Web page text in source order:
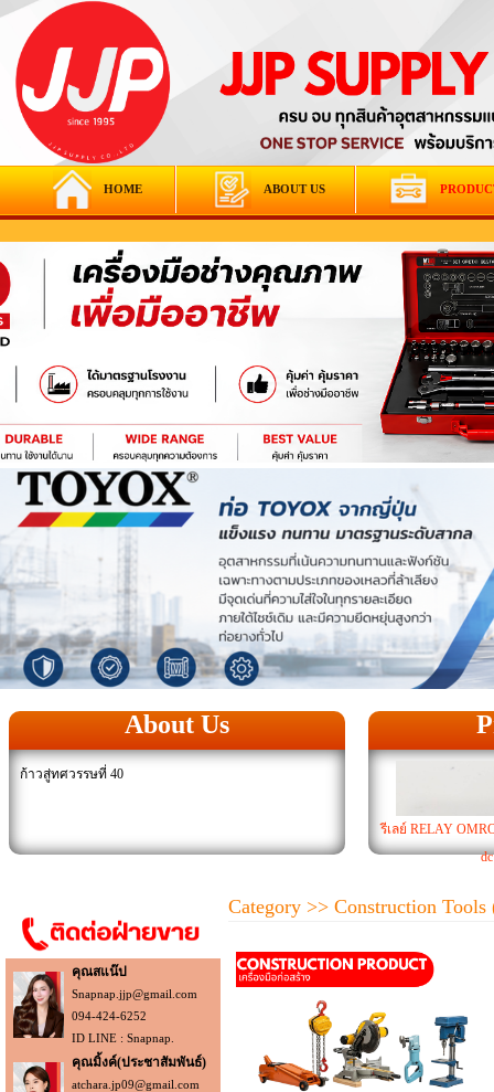
HOME ABOUT US
About Us
ก้าวสู่ทศวรรษที่ 40
รีเลย์ RELAY
คุณสแน๊ป
Snapnap.jjp@gmail.com
094-424-6252
ID LINE : Snapnap.
คุณมิ้งค์(ประชาสัมพันธ์)
atchara.jp09@gmail.com
Category >> Construction